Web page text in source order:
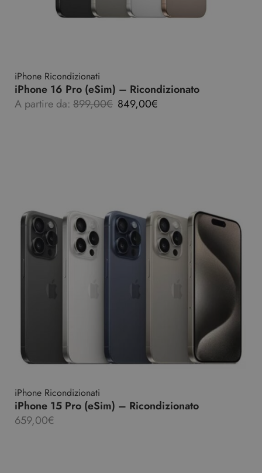
iPhone Ricondizionati
iPhone 16 Pro (eSim) – Ricondizionato
A partire da: 899,00€ 849,00€
iPhone Ricondizionati
iPhone 15 Pro (eSim) – Ricondizionato
659,00€